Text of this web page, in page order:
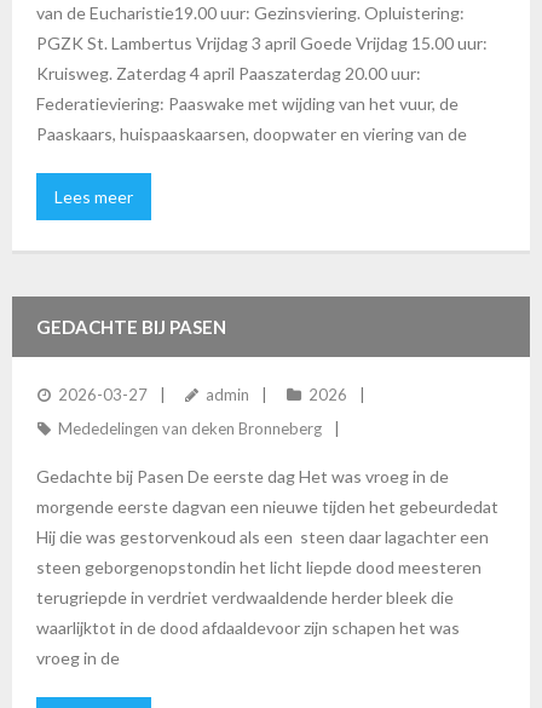
van de Eucharistie19.00 uur: Gezinsviering. Opluistering:
PGZK St. Lambertus Vrijdag 3 april Goede Vrijdag 15.00 uur:
Kruisweg. Zaterdag 4 april Paaszaterdag 20.00 uur:
Federatieviering: Paaswake met wijding van het vuur, de
Paaskaars, huispaaskaarsen, doopwater en viering van de
Lees meer
GEDACHTE BIJ PASEN
2026-03-27 admin
2026
Mededelingen van deken Bronneberg
Gedachte bij Pasen De eerste dag Het was vroeg in de
morgende eerste dagvan een nieuwe tijden het gebeurdedat
Hij die was gestorvenkoud als een steen daar lagachter een
steen geborgenopstondin het licht liepde dood meesteren
terugriepde in verdriet verdwaaldende herder bleek die
waarlijktot in de dood afdaaldevoor zijn schapen het was
vroeg in de